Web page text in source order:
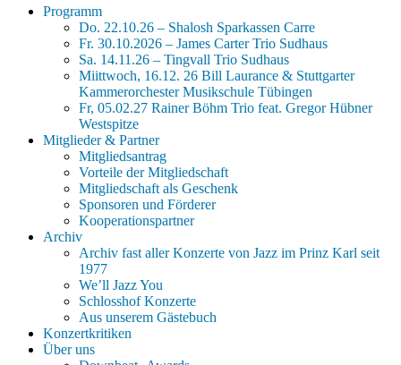
Programm
Do. 22.10.26 – Shalosh Sparkassen Carre
Fr. 30.10.2026 – James Carter Trio Sudhaus
Sa. 14.11.26 – Tingvall Trio Sudhaus
Miittwoch, 16.12. 26 Bill Laurance & Stuttgarter
Kammerorchester Musikschule Tübingen
Fr, 05.02.27 Rainer Böhm Trio feat. Gregor Hübner
Westspitze
Mitglieder & Partner
Mitgliedsantrag
Vorteile der Mitgliedschaft
Mitgliedschaft als Geschenk
Sponsoren und Förderer
Kooperationspartner
Archiv
Archiv fast aller Konzerte von Jazz im Prinz Karl seit
1977
We’ll Jazz You
Schlosshof Konzerte
Aus unserem Gästebuch
Konzertkritiken
Über uns